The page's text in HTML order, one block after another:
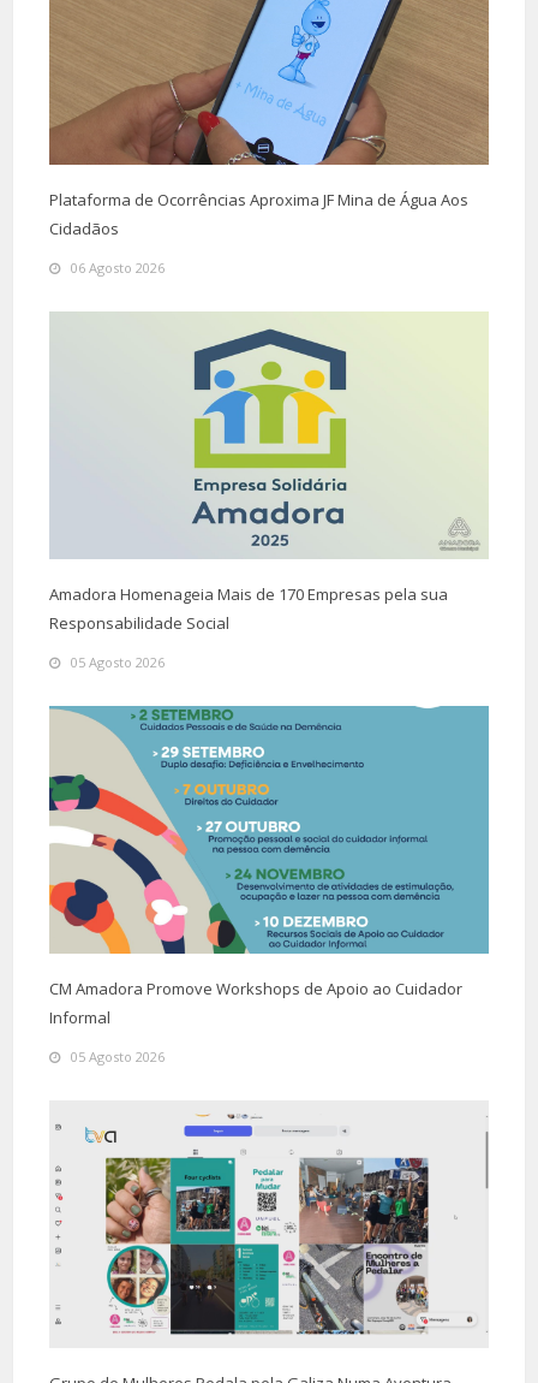
Plataforma de Ocorrências Aproxima JF Mina de Água Aos
Cidadãos
06 Agosto 2026
Amadora Homenageia Mais de 170 Empresas pela sua
Responsabilidade Social
05 Agosto 2026
CM Amadora Promove Workshops de Apoio ao Cuidador
Informal
05 Agosto 2026